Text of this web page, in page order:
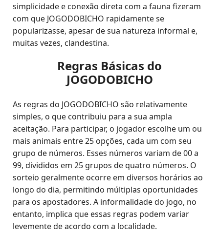
simplicidade e conexão direta com a fauna fizeram
com que JOGODOBICHO rapidamente se
popularizasse, apesar de sua natureza informal e,
muitas vezes, clandestina.
Regras Básicas do
JOGODOBICHO
As regras do JOGODOBICHO são relativamente
simples, o que contribuiu para a sua ampla
aceitação. Para participar, o jogador escolhe um ou
mais animais entre 25 opções, cada um com seu
grupo de números. Esses números variam de 00 a
99, divididos em 25 grupos de quatro números. O
sorteio geralmente ocorre em diversos horários ao
longo do dia, permitindo múltiplas oportunidades
para os apostadores. A informalidade do jogo, no
entanto, implica que essas regras podem variar
levemente de acordo com a localidade.